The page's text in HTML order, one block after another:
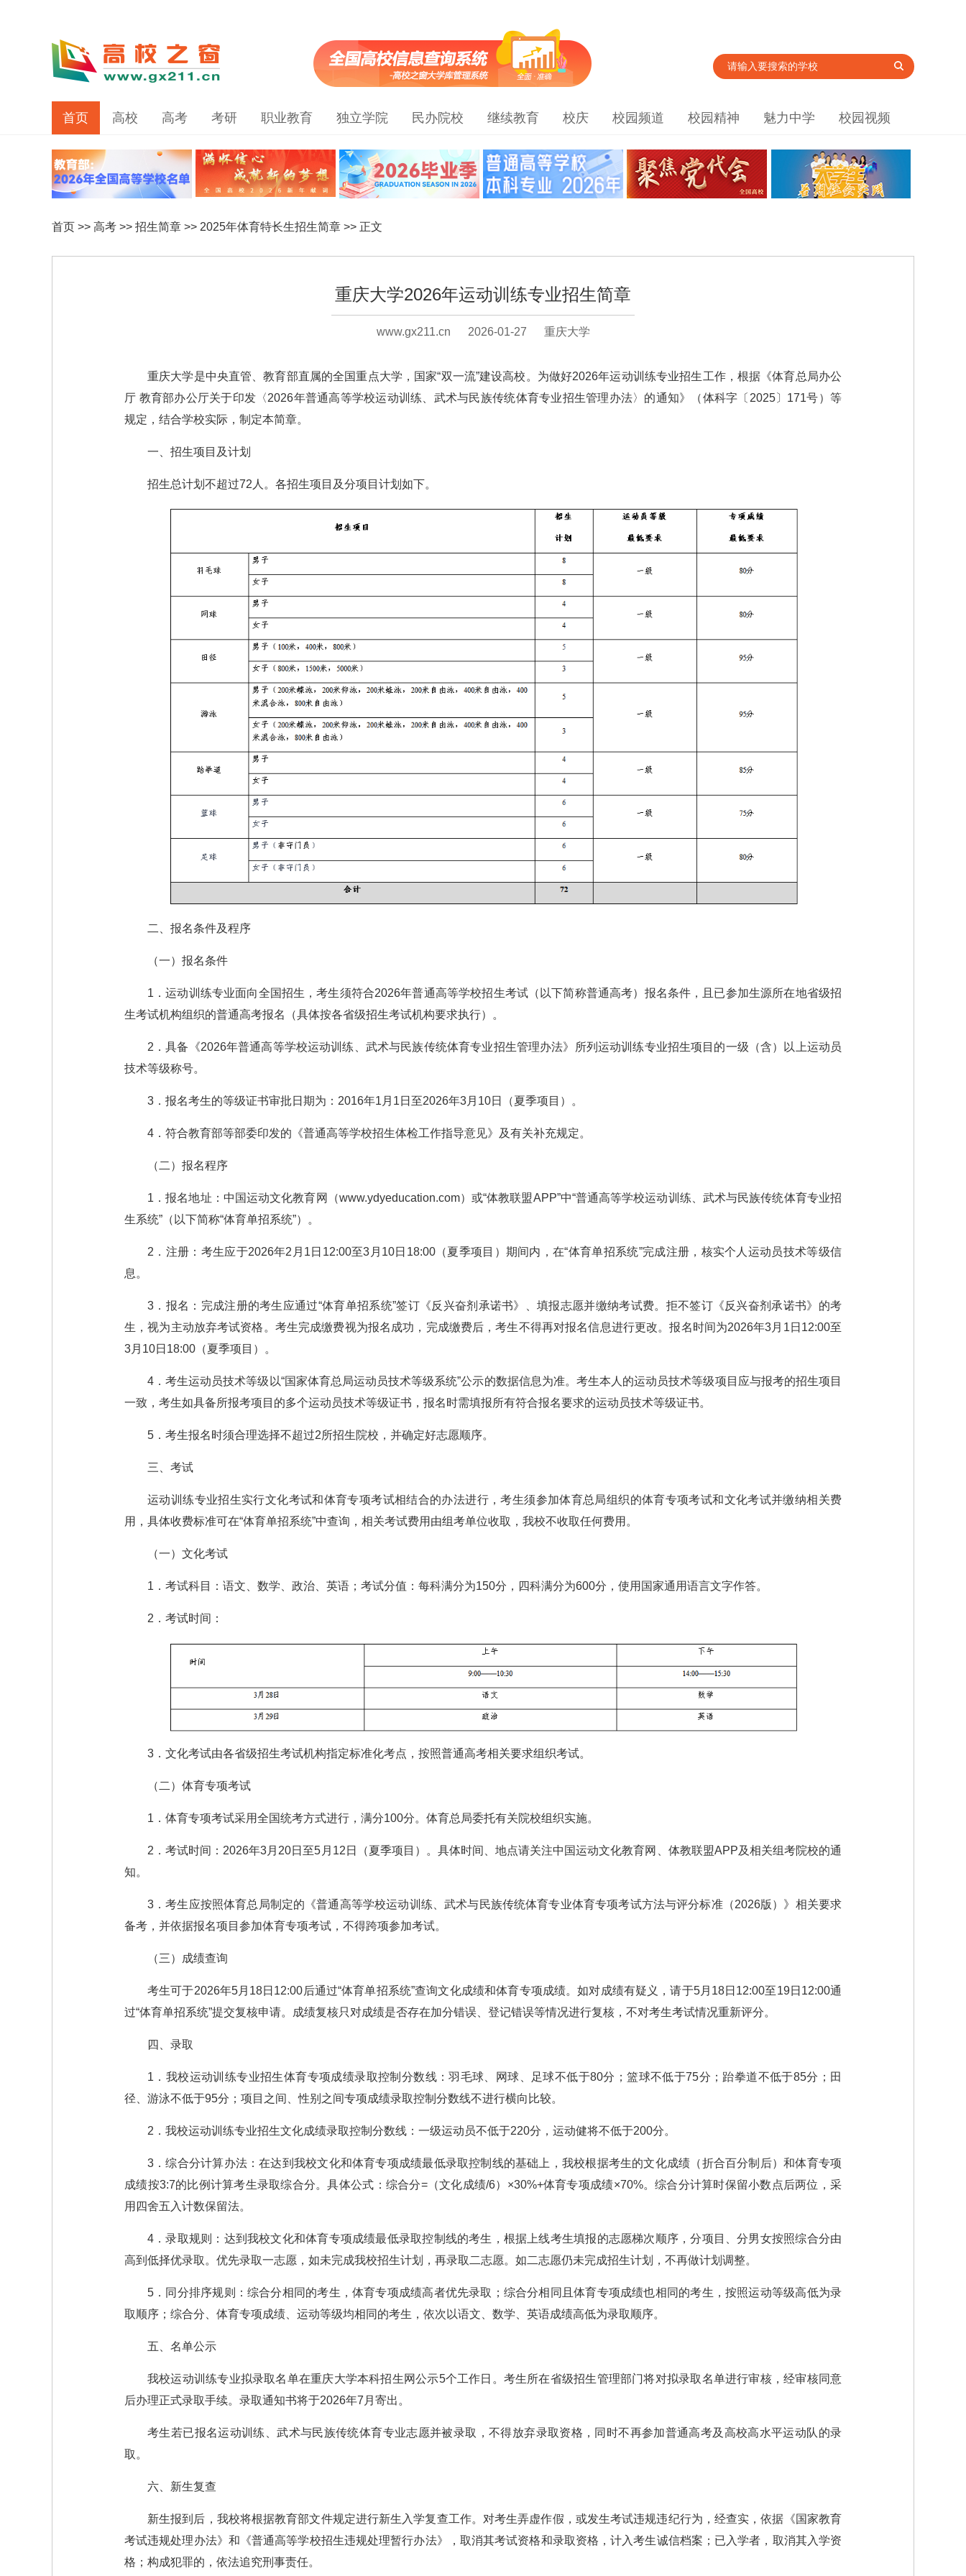
首页 高校 高考 考研 职业教育 独立学院 民办院校 继续教育 校庆 校园频道 校园精神 魅力中学 校园视频
首页 >> 高考 >> 招生简章 >> 2025年体育特长生招生简章 >> 正文
重庆大学2026年运动训练专业招生简章
www.gx211.cn 2026-01-27 重庆大学
重庆大学是中央直管、教育部直属的全国重点大学，国家“双一流”建设高校。为做好2026年运动训练专业招生工作，根据《体育总局办公
厅 教育部办公厅关于印发〈2026年普通高等学校运动训练、武术与民族传统体育专业招生管理办法〉的通知》（体科字〔2025〕171号）等
规定，结合学校实际，制定本简章。
一、招生项目及计划
招生总计划不超过72人。各招生项目及分项目计划如下。
二、报名条件及程序
（一）报名条件
1．运动训练专业面向全国招生，考生须符合2026年普通高等学校招生考试（以下简称普通高考）报名条件，且已参加生源所在地省级招
生考试机构组织的普通高考报名（具体按各省级招生考试机构要求执行）。
2．具备《2026年普通高等学校运动训练、武术与民族传统体育专业招生管理办法》所列运动训练专业招生项目的一级（含）以上运动员
技术等级称号。
3．报名考生的等级证书审批日期为：2016年1月1日至2026年3月10日（夏季项目）。
4．符合教育部等部委印发的《普通高等学校招生体检工作指导意见》及有关补充规定。
（二）报名程序
1．报名地址：中国运动文化教育网（www.ydyeducation.com）或“体教联盟APP”中“普通高等学校运动训练、武术与民族传统体育专业招
生系统”（以下简称“体育单招系统”）。
2．注册：考生应于2026年2月1日12:00至3月10日18:00（夏季项目）期间内，在“体育单招系统”完成注册，核实个人运动员技术等级信
息。
3．报名：完成注册的考生应通过“体育单招系统”签订《反兴奋剂承诺书》、填报志愿并缴纳考试费。拒不签订《反兴奋剂承诺书》的考
生，视为主动放弃考试资格。考生完成缴费视为报名成功，完成缴费后，考生不得再对报名信息进行更改。报名时间为2026年3月1日12:00至
3月10日18:00（夏季项目）。
4．考生运动员技术等级以“国家体育总局运动员技术等级系统”公示的数据信息为准。考生本人的运动员技术等级项目应与报考的招生项目
一致，考生如具备所报考项目的多个运动员技术等级证书，报名时需填报所有符合报名要求的运动员技术等级证书。
5．考生报名时须合理选择不超过2所招生院校，并确定好志愿顺序。
三、考试
运动训练专业招生实行文化考试和体育专项考试相结合的办法进行，考生须参加体育总局组织的体育专项考试和文化考试并缴纳相关费
用，具体收费标准可在“体育单招系统”中查询，相关考试费用由组考单位收取，我校不收取任何费用。
（一）文化考试
1．考试科目：语文、数学、政治、英语；考试分值：每科满分为150分，四科满分为600分，使用国家通用语言文字作答。
2．考试时间：
3．文化考试由各省级招生考试机构指定标准化考点，按照普通高考相关要求组织考试。
（二）体育专项考试
1．体育专项考试采用全国统考方式进行，满分100分。体育总局委托有关院校组织实施。
2．考试时间：2026年3月20日至5月12日（夏季项目）。具体时间、地点请关注中国运动文化教育网、体教联盟APP及相关组考院校的通
知。
3．考生应按照体育总局制定的《普通高等学校运动训练、武术与民族传统体育专业体育专项考试方法与评分标准（2026版）》相关要求
备考，并依据报名项目参加体育专项考试，不得跨项参加考试。
（三）成绩查询
考生可于2026年5月18日12:00后通过“体育单招系统”查询文化成绩和体育专项成绩。如对成绩有疑义，请于5月18日12:00至19日12:00通
过“体育单招系统”提交复核申请。成绩复核只对成绩是否存在加分错误、登记错误等情况进行复核，不对考生考试情况重新评分。
四、录取
1．我校运动训练专业招生体育专项成绩录取控制分数线：羽毛球、网球、足球不低于80分；篮球不低于75分；跆拳道不低于85分；田
径、游泳不低于95分；项目之间、性别之间专项成绩录取控制分数线不进行横向比较。
2．我校运动训练专业招生文化成绩录取控制分数线：一级运动员不低于220分，运动健将不低于200分。
3．综合分计算办法：在达到我校文化和体育专项成绩最低录取控制线的基础上，我校根据考生的文化成绩（折合百分制后）和体育专项
成绩按3:7的比例计算考生录取综合分。具体公式：综合分=（文化成绩/6）×30%+体育专项成绩×70%。综合分计算时保留小数点后两位，采
用四舍五入计数保留法。
4．录取规则：达到我校文化和体育专项成绩最低录取控制线的考生，根据上线考生填报的志愿梯次顺序，分项目、分男女按照综合分由
高到低择优录取。优先录取一志愿，如未完成我校招生计划，再录取二志愿。如二志愿仍未完成招生计划，不再做计划调整。
5．同分排序规则：综合分相同的考生，体育专项成绩高者优先录取；综合分相同且体育专项成绩也相同的考生，按照运动等级高低为录
取顺序；综合分、体育专项成绩、运动等级均相同的考生，依次以语文、数学、英语成绩高低为录取顺序。
五、名单公示
我校运动训练专业拟录取名单在重庆大学本科招生网公示5个工作日。考生所在省级招生管理部门将对拟录取名单进行审核，经审核同意
后办理正式录取手续。录取通知书将于2026年7月寄出。
考生若已报名运动训练、武术与民族传统体育专业志愿并被录取，不得放弃录取资格，同时不再参加普通高考及高校高水平运动队的录
取。
六、新生复查
新生报到后，我校将根据教育部文件规定进行新生入学复查工作。对考生弄虚作假，或发生考试违规违纪行为，经查实，依据《国家教育
考试违规处理办法》和《普通高等学校招生违规处理暂行办法》，取消其考试资格和录取资格，计入考生诚信档案；已入学者，取消其入学资
格；构成犯罪的，依法追究刑事责任。